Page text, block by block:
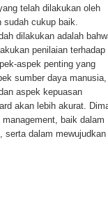
telah dilakukan oleh
sudah cukup baik.
dilakukan adalah
penilaian terhadap
aspek penting yang
sumber daya manusia,
aspek kepuasan
akan lebih akurat.
baik dalam
serta dalam mewujudkan